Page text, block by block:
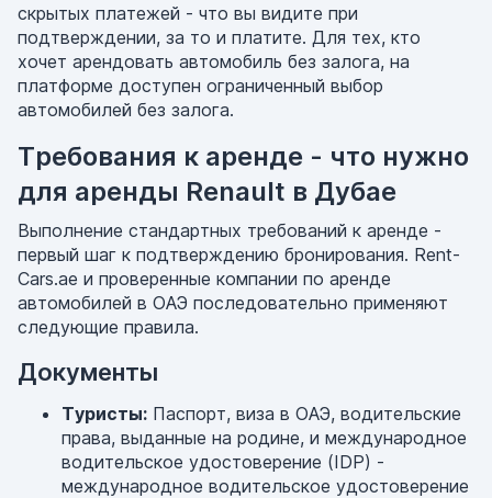
скрытых платежей - что вы видите при
подтверждении, за то и платите. Для тех, кто
хочет арендовать автомобиль без залога, на
платформе доступен ограниченный выбор
автомобилей без залога.
Требования к аренде - что нужно
для аренды Renault в Дубае
Выполнение стандартных требований к аренде -
первый шаг к подтверждению бронирования. Rent-
Cars.ae и проверенные компании по аренде
автомобилей в ОАЭ последовательно применяют
следующие правила.
Документы
Туристы: Паспорт, виза в ОАЭ, водительские
права, выданные на родине, и международное
водительское удостоверение (IDP) -
международное водительское удостоверение